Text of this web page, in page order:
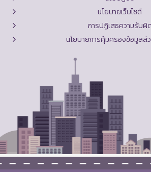
นโยบายเว็บไซต์
การปฏิเสธความรับผิด
นโยบายการคุ้มครองข้อมูลส่